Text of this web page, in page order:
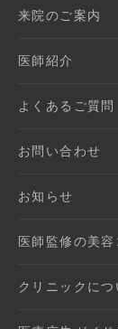
来院のご案内
医師紹介
よくあるご質問
お問い合わせ
お知らせ
医師監修の美容
クリニックにつ